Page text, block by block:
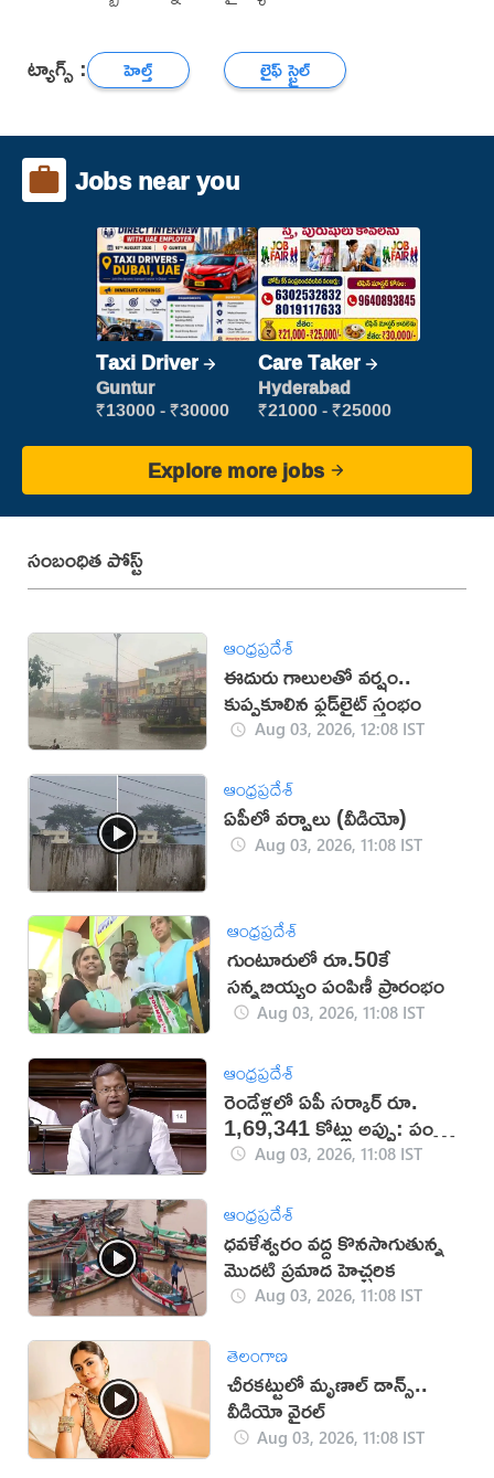
ట్యాగ్స్ : హెల్త్ లైఫ్ స్టైల్
Jobs near you
Taxi Driver
Guntur
₹13000 - ₹30000
Care Taker
Hyderabad
₹21000 - ₹25000
Explore more jobs
సంబంధిత పోస్ట్
ఆంధ్రప్రదేశ్
ఈదురు గాలులతో వర్షం..
కుప్పకూలిన ఫ్లడ్‌లైట్‌ స్తంభం
Aug 03, 2026, 12:08 IST
ఆంధ్రప్రదేశ్
ఏపీలో వర్షాలు (వీడియో)
Aug 03, 2026, 11:08 IST
ఆంధ్రప్రదేశ్
గుంటూరులో రూ.50కే
సన్నబియ్యం పంపిణీ ప్రారంభం
Aug 03, 2026, 11:08 IST
ఆంధ్రప్రదేశ్
రెండేళ్లలో ఏపీ సర్కార్ రూ.
1,69,341 కోట్లు అప్పు: పంకజ్
చౌదరిAug 03, 2026, 11:08 IST
ఆంధ్రప్రదేశ్
ధవళేశ్వరం వద్ద కొనసాగుతున్న
మొదటి ప్రమాద హెచ్చరిక
Aug 03, 2026, 11:08 IST
తెలంగాణ
చీరకట్టులో మృణాల్ డాన్స్..
వీడియో వైరల్
Aug 03, 2026, 11:08 IST